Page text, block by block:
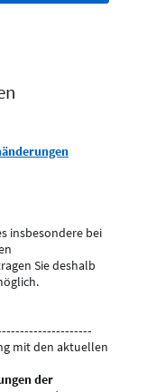
insbesondere bei
Sie deshalb
mit den aktuellen
der